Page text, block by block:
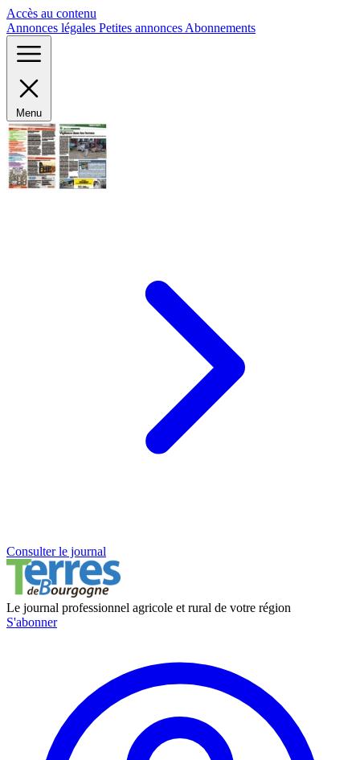
Accès au contenu
Annonces légales Petites annonces Abonnements
Menu
Consulter le journal
Le journal professionnel agricole et rural de votre région
S'abonner
Panneau de gestion des cookies